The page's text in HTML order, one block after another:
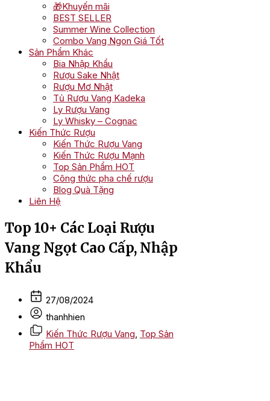
🎁Khuyến mãi
BEST SELLER
Summer Wine Collection
Combo Vang Ngon Giá Tốt
Sản Phẩm Khác
Bia Nhập Khẩu
Rượu Sake Nhật
Rượu Mơ Nhật
Tủ Rượu Vang Kadeka
Ly Rượu Vang
Ly Whisky – Cognac
Kiến Thức Rượu
Kiến Thức Rượu Vang
Kiến Thức Rượu Mạnh
Top Sản Phẩm HOT
Công thức pha chế rượu
Blog Quà Tặng
Liên Hệ
Top 10+ Các Loại Rượu
Vang Ngọt Cao Cấp, Nhập
Khẩu
27/08/2024
thanhhien
Kiến Thức Rượu Vang, Top Sản
Phẩm HOT